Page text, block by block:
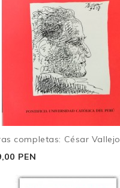
completas: César Vallejo
PEN